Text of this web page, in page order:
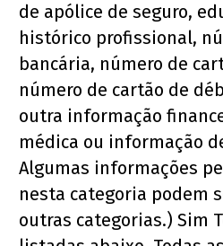
de apólice de seguro,
histórico profissional,
bancária, número de
número de cartão de
outra informação
médica ou informação
Algumas informações
nesta categoria podem
outras categorias.) Sim